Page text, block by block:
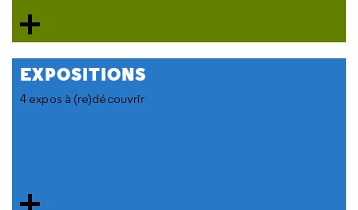
EXPOSITIONS
4 expos à (re)découvrir